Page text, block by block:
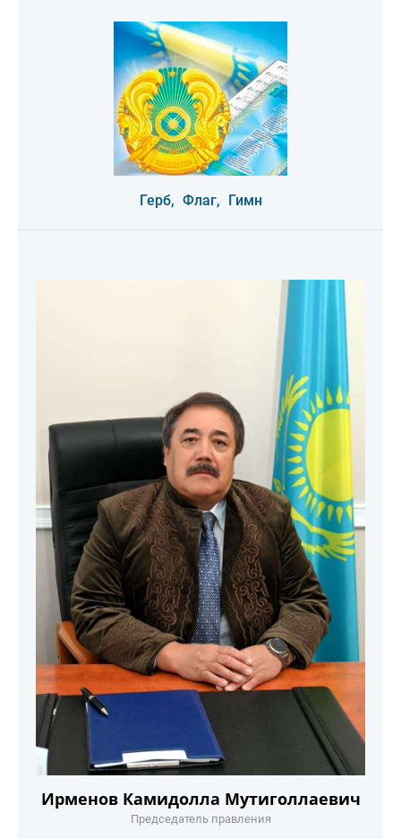
Герб, Флаг, Гимн
Ирменов Камидолла Мутиголлаевич
Председатель правления